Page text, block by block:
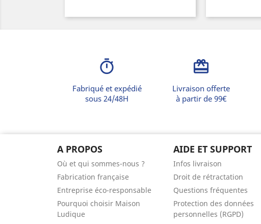
timer
Fabriqué et expédié
sous 24/48H
card_giftcard
Livraison offerte
à partir de 99€
A PROPOS
Où et qui sommes-nous ?
Fabrication française
Entreprise éco-responsable
Pourquoi choisir Maison
Ludique
AIDE ET SUPPORT
Infos livraison
Droit de rétractation
Questions fréquentes
Protection des données
personnelles (RGPD)